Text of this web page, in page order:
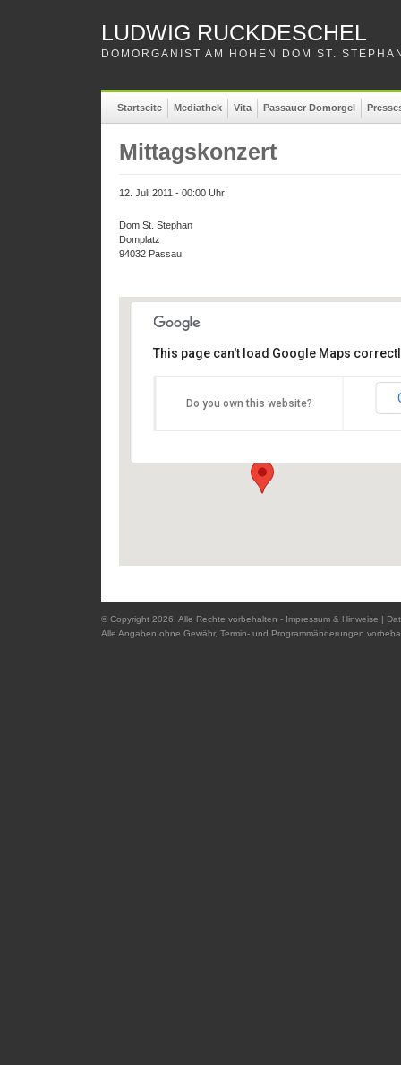
LUDWIG RUCKDESCHEL
DOMORGANIST AM HOHEN DOM ST.
Startseite Mediathek Vita Passauer Domorgel
Mittagskonzert
12. Juli 2011 - 00:00 Uhr
Dom St. Stephan
Domplatz
94032 Passau
Dom St. Stephan
This page can't load Google Maps
Do you own this website?
© Copyright 2026. Alle Rechte vorbehalten - Impressum & Hinweise |
Alle Angaben ohne Gewähr, Termin- und Programmänderungen